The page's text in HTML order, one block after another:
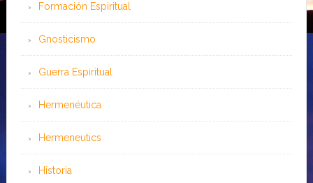
Formación Espiritual
Gnosticismo
Guerra Espiritual
Hermenéutica
Hermeneutics
Historia